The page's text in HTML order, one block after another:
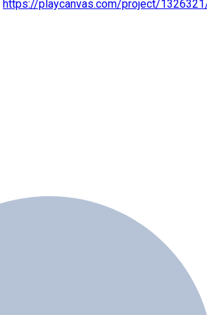
https://playcanvas.com/project/